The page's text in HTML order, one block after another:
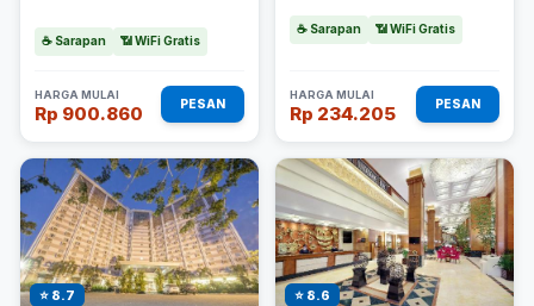
☕ Sarapan 📶 WiFi Gratis
HARGA MULAI
Rp 900.860 PESAN
☕ Sarapan 📶 WiFi Gratis
HARGA MULAI
Rp 234.205 PESAN
⭐ 8.7 ⭐ 8.6